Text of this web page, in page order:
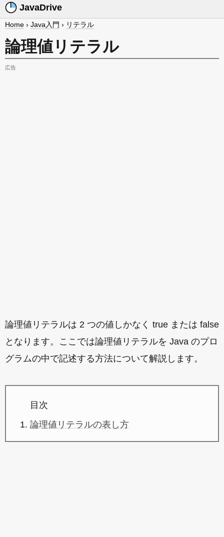
JavaDrive
Home › Java入門 › リテラル
論理値リテラル
広告
論理値リテラルは 2 つの値しかなく true または false
となります。ここでは論理値リテラルを Java のプロ
グラムの中で記述する方法について解説します。
目次
論理値リテラルの表し方